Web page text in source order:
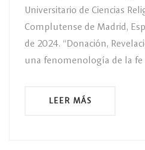
Universitario de Ciencias
Complutense de Madrid,
de 2024. “Donación,
una fenomenología de la fe
LEER MÁS